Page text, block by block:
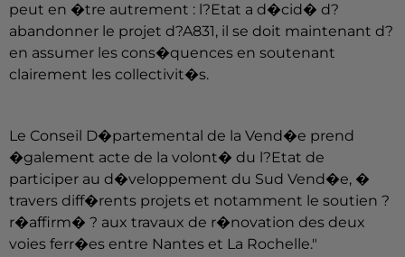
peut en �tre autrement : l?Etat a d�cid� d?
abandonner le projet d?A831, il se doit maintenant d?
en assumer les cons�quences en soutenant
clairement les collectivit�s.
Le Conseil D�partemental de la Vend�e prend
�galement acte de la volont� du l?Etat de
participer au d�veloppement du Sud Vend�e, �
travers diff�rents projets et notamment le soutien ?
r�affirm� ? aux travaux de r�novation des deux
voies ferr�es entre Nantes et La Rochelle."